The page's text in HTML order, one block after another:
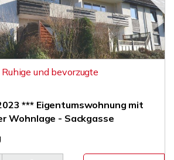
und bevorzugte
*** Eigentumswohnung mit
Wohnlage - Sackgasse